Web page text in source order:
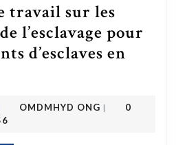
travail sur les
l’esclavage pour
d’esclaves en
2023 OMDMHYD ONG |
0